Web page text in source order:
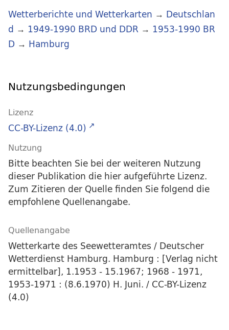
Wetterberichte und Wetterkarten → Deutschlan
d → 1949-1990 BRD und DDR → 1953-1990 BR
D → Hamburg
Nutzungsbedingungen
Lizenz
CC-BY-Lizenz (4.0)
Nutzung
Bitte beachten Sie bei der weiteren Nutzung
dieser Publikation die hier aufgeführte Lizenz.
Zum Zitieren der Quelle finden Sie folgend die
empfohlene Quellenangabe.
Quellenangabe
Wetterkarte des Seewetteramtes / Deutscher
Wetterdienst Hamburg. Hamburg : [Verlag nicht
ermittelbar], 1.1953 - 15.1967; 1968 - 1971,
1953-1971 : (8.6.1970) H. Juni. / CC-BY-Lizenz
(4.0)